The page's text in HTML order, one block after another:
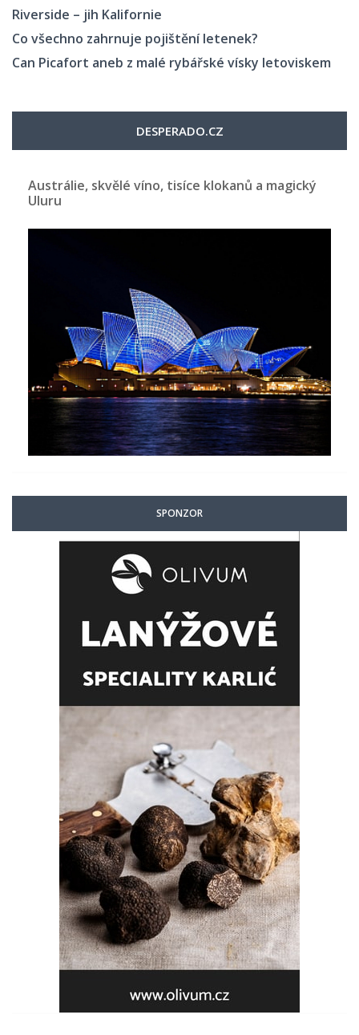
Riverside – jih Kalifornie
Co všechno zahrnuje pojištění letenek?
Can Picafort aneb z malé rybářské vísky letoviskem
DESPERADO.CZ
Austrálie, skvělé víno, tisíce klokanů a magický
Uluru
SPONZOR